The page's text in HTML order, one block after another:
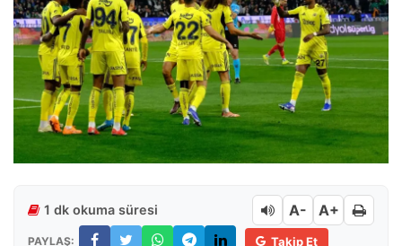
1 dk okuma süresi A- A+
PAYLAŞ: Takip Et